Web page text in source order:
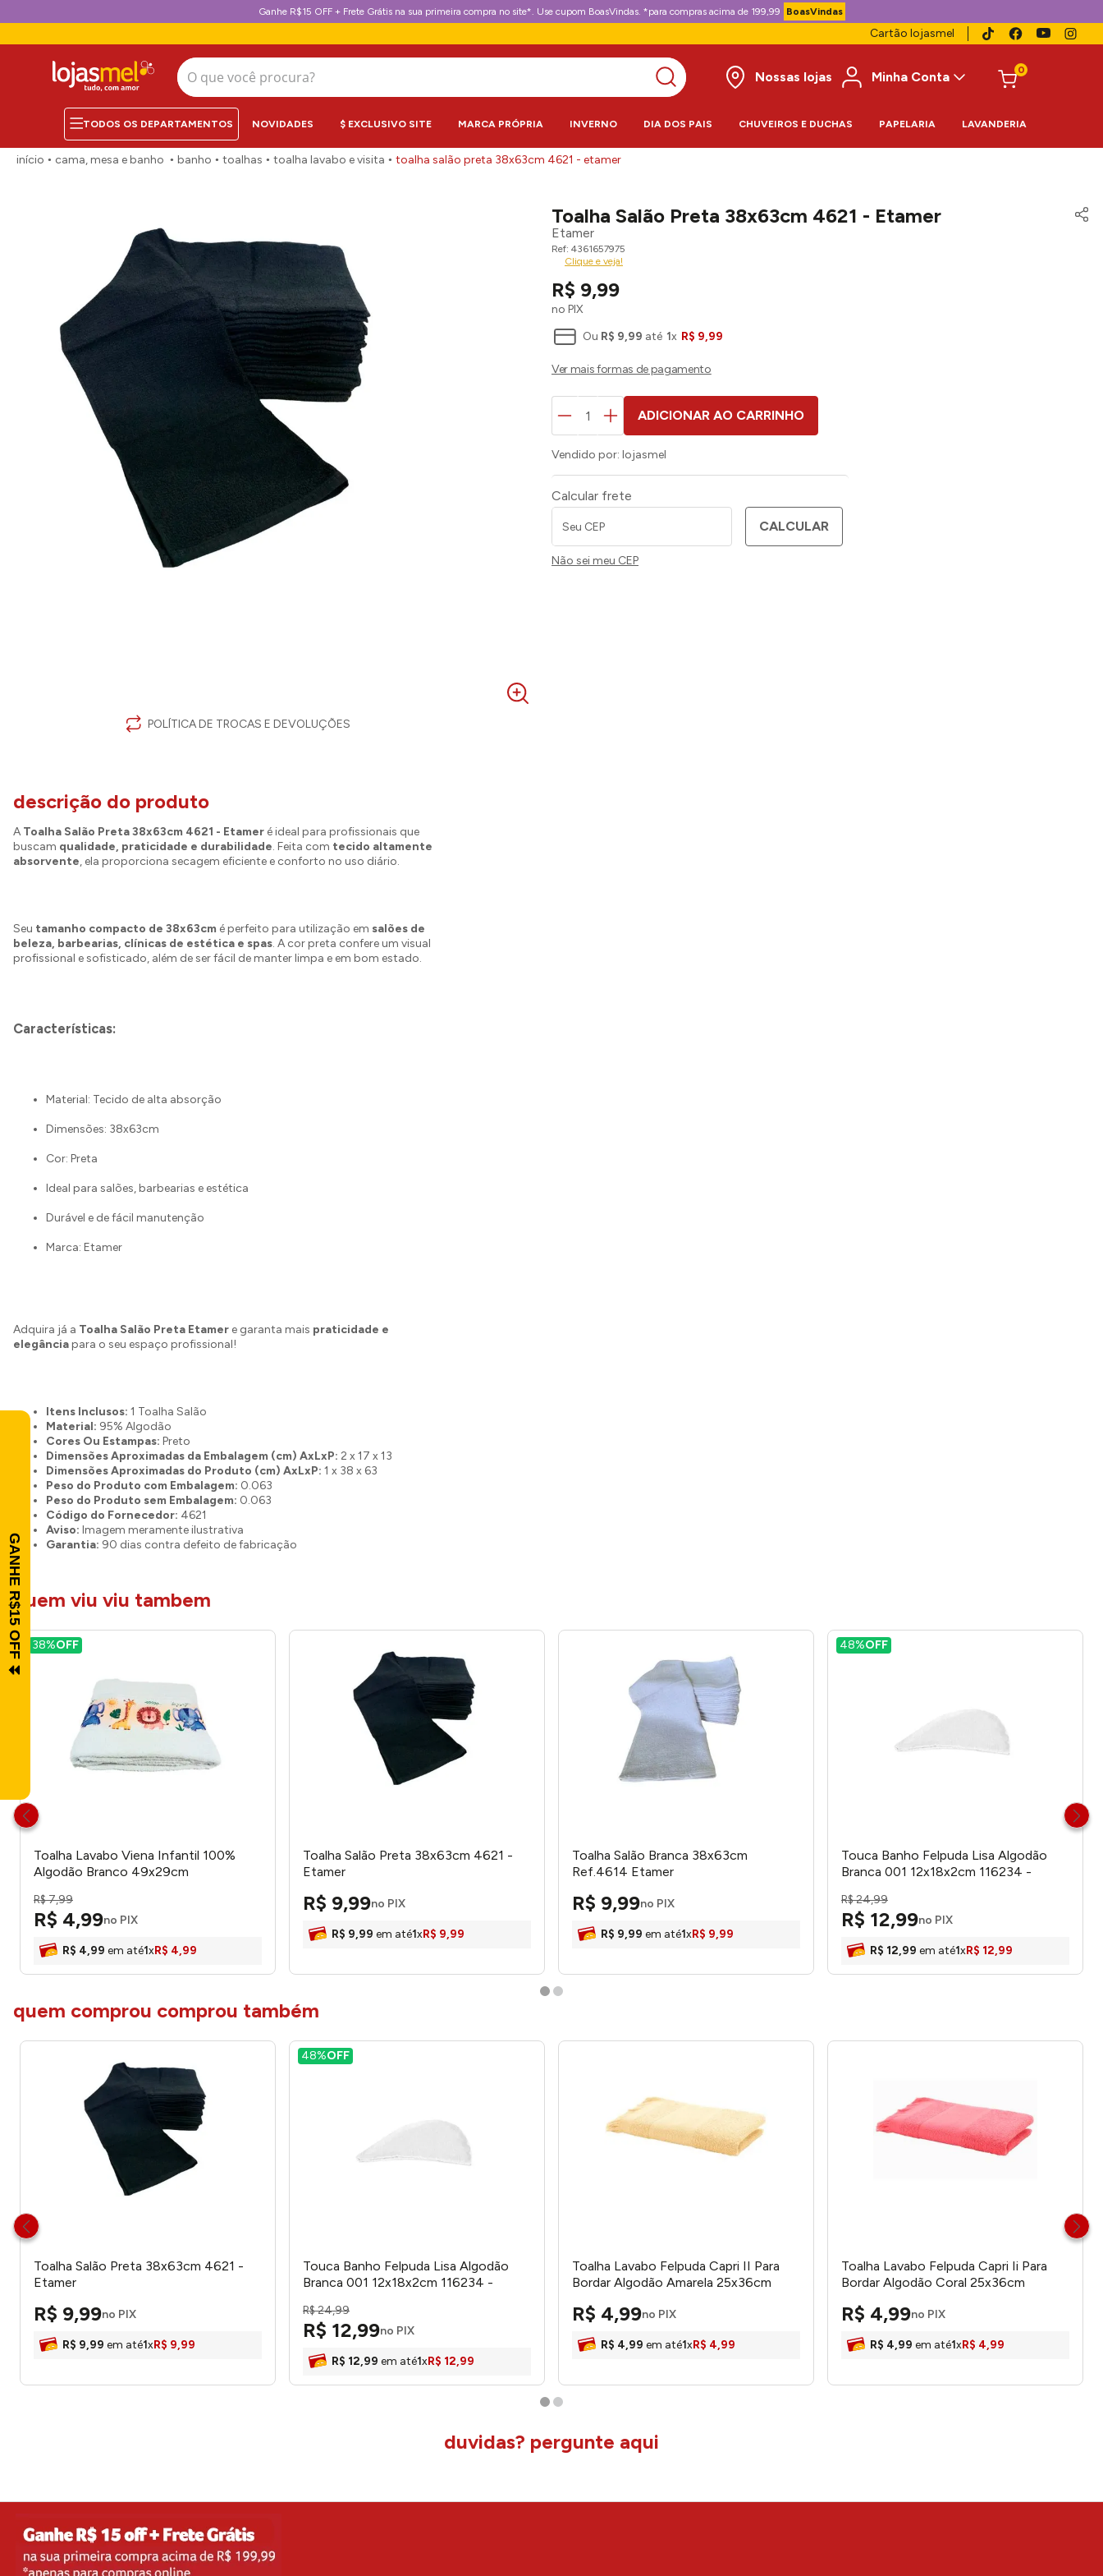
Ganhe R$15 OFF + Frete Grátis na sua primeira compra no site*. Use cupom BoasVindas. *para compras acima de 199,99 BoasVindas
Cartão lojasmel
O que você procura?
Nossas lojas
Minha Conta 0
NOVIDADES $ EXCLUSIVO SITE MARCA PRÓPRIA INVERNO DIA DOS PAIS CHUVEIROS E DUCHAS PAPELARIA LAVANDERIA
cama, mesa e banho banho toalhas toalha lavabo e visita toalha salão preta 38x63cm 4621 - etamer
POLÍTICA DE TROCAS E DEVOLUÇÕES
Toalha Salão Preta 38x63cm 4621 - Etamer
Etamer
4361657975
Clique e veja!
R$ 9,99
no PIX
Ou R$ 9,99 até 1x R$ 9,99
ADICIONAR AO CARRINHO
Vendido por: lojasmel
Calcular frete
CALCULAR
Não sei meu CEP
descrição do produto
A Toalha Salão Preta 38x63cm 4621 - Etamer é ideal para profissionais que
buscam qualidade, praticidade e durabilidade. Feita com tecido altamente
absorvente, ela proporciona secagem eficiente e conforto no uso diário.
Seu tamanho compacto de 38x63cm é perfeito para utilização em salões de
beleza, barbearias, clínicas de estética e spas. A cor preta confere um visual
profissional e sofisticado, além de ser fácil de manter limpa e em bom estado.
Características:
Material: Tecido de alta absorção
Dimensões: 38x63cm
Cor: Preta
Ideal para salões, barbearias e estética
Durável e de fácil manutenção
Marca: Etamer
Adquira já a Toalha Salão Preta Etamer e garanta mais praticidade e
elegânciapara o seu espaço profissional!
Itens Inclusos: 1 Toalha Salão
Material: 95% Algodão
Cores Ou Estampas: Preto
Dimensões Aproximadas da Embalagem (cm) AxLxP: 2 x 17 x 13
Dimensões Aproximadas do Produto (cm) AxLxP: 1 x 38 x 63
Peso do Produto com Embalagem: 0.063
Peso do Produto sem Embalagem: 0.063
Código do Fornecedor: 4621
Aviso: Imagem meramente ilustrativa
Garantia: 90 dias contra defeito de fabricação
quem viu viu tambem
38%OFF
Toalha Lavabo Viena Infantil 100%
Algodão Branco 49x29cm
R$7,99
R$ 4,99no PIX
R$ 4,99 em até1xR$ 4,99
Toalha Salão Preta 38x63cm 4621 -
Etamer
R$ 9,99no PIX
R$ 9,99 em até1xR$ 9,99
Toalha Salão Branca 38x63cm
Ref.4614 Etamer
R$ 9,99no PIX
R$ 9,99 em até1xR$ 9,99
48%OFF
Touca Banho Felpuda Lisa Algodão
Branca 001 12x18x2cm 116234 -
R$24,99
R$ 12,99no PIX
R$ 12,99 em até1xR$ 12,99
quem comprou comprou também
Toalha Salão Preta 38x63cm 4621 -
Etamer
R$ 9,99no PIX
R$ 9,99 em até1xR$ 9,99
48%OFF
Touca Banho Felpuda Lisa Algodão
Branca 001 12x18x2cm 116234 -
R$24,99
R$ 12,99no PIX
R$ 12,99 em até1xR$ 12,99
Toalha Lavabo Felpuda Capri II Para
Bordar Algodão Amarela 25x36cm
R$ 4,99no PIX
R$ 4,99 em até1xR$ 4,99
Toalha Lavabo Felpuda Capri Ii Para
Bordar Algodão Coral 25x36cm
R$ 4,99no PIX
R$ 4,99 em até1xR$ 4,99
duvidas? pergunte aqui